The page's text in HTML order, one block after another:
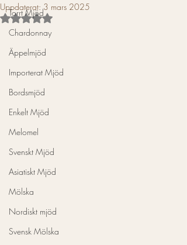
Torrt Mjöd
Chardonnay
Äppelmjöd
Importerat Mjöd
Bordsmjöd
Enkelt Mjöd
Melomel
Svenskt Mjöd
Asiatiskt Mjöd
Mölska
Nordiskt mjöd
Svensk Mölska
Uppdaterat:3 mars 2025
Betygsatt till NaN av 5 stjärnor.